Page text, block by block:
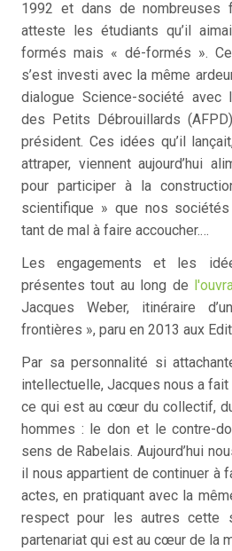
1992 et dans de nombreuses
atteste les étudiants qu’il
formés mais « dé-formés ».
s’est investi avec la même
dialogue Science-société avec
des Petits Débrouillards
président. Ces idées qu’il
attraper, viennent aujourd’hui
pour participer à la
scientifique » que nos
tant de mal à faire accoucher.…
Les engagements et les
présentes tout au long de
Jacques Weber, itinéraire
frontières », paru en 2013 aux
Par sa personnalité si
intellectuelle, Jacques nous a
ce qui est au cœur du collectif,
hommes : le don et le contre-
sens de Rabelais. Aujourd’hui
il nous appartient de continuer à
actes, en pratiquant avec la
respect pour les autres cette
partenariat qui est au cœur de la